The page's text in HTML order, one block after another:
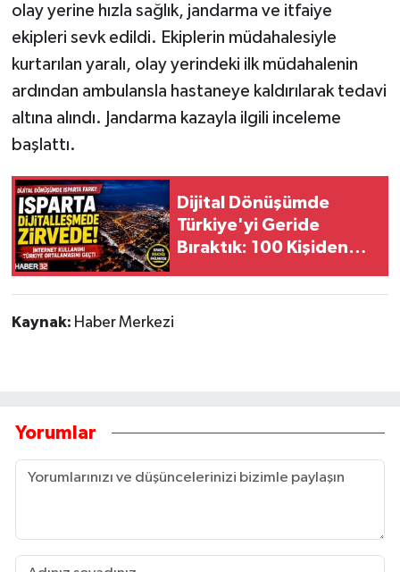
olay yerine hızla sağlık, jandarma ve itfaiye
ekipleri sevk edildi. Ekiplerin müdahalesiyle
kurtarılan yaralı, olay yerindeki ilk müdahalenin
ardından ambulansla hastaneye kaldırılarak tedavi
altına alındı. Jandarma kazayla ilgili inceleme
başlattı.
Dijital Dönüşümde
Türkiye'yi Geride
Bıraktık: 100 Kişiden
Kullanıyor!
Kaynak: Haber Merkezi
Yorumlar
Teknoloji
Türkiye
Yerel
İletişim
Künye